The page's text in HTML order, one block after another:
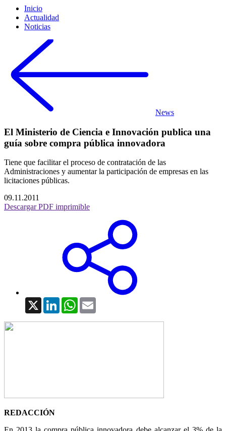
Inicio
Actualidad
Noticias
News
El Ministerio de Ciencia e Innovación publica una
guía sobre compra pública innovadora
Tiene que facilitar el proceso de contratación de las
Administraciones y aumentar la participación de empresas en las
licitaciones públicas.
09.11.2011
Descargar PDF imprimible
X LinkedInWhatsApp
REDACCIÓN